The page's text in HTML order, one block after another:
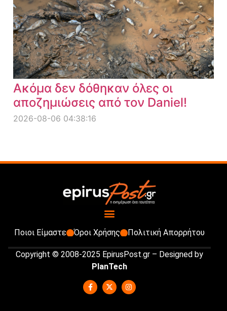
Ακόμα δεν δόθηκαν όλες οι
αποζημιώσεις από τον Daniel!
2026-08-06 04:38:16
Ποιοι Είμαστε Όροι Χρήσης Πολιτική Απορρήτου
Copyright © 2008-2025 EpirusPost.gr – Designed by
PlanTech